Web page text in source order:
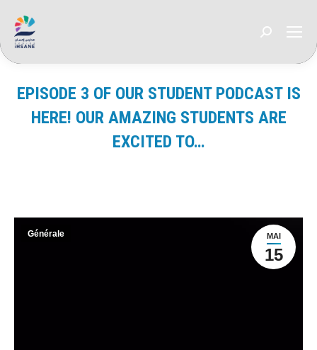
Recherche
EPISODE 3 OF OUR STUDENT PODCAST IS
HERE! OUR AMAZING STUDENTS ARE
EXCITED TO…
MAI
15
Générale